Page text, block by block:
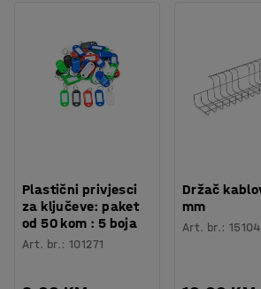
Plastični privjesci
za ključeve: paket
od 50 kom : 5 boja
Art. br.:101271
Držač
mm
Art. br.: